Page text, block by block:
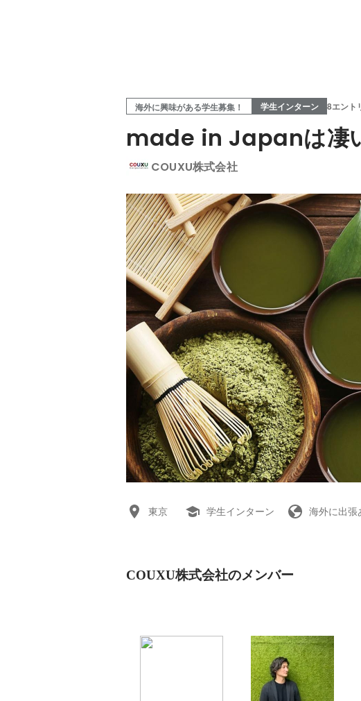
海外に興味がある学生募集！ 学生インターン 8エント
made in Japanは凄
COUXU株式会社
東京 学生インターン 海外に出張
COUXU株式会社のメンバー